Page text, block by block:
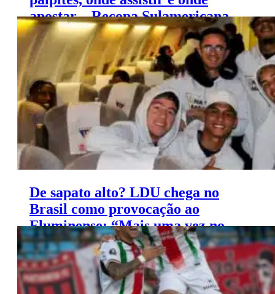
apostar – Recopa Sulamericana
(29/02)
De sapato alto? LDU chega no
Brasil como provocação ao
Fluminense: “Mais uma vez no
Rio”